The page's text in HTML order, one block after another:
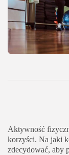
Aktywność
korzyści. Na jaki
zdecydować, aby